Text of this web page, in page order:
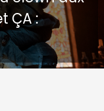
trois